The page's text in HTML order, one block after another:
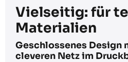
Vielseitig: für
Materialien
Geschlossenes Design
cleveren Netz im